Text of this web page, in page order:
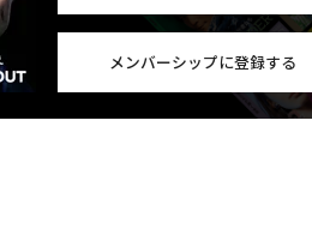
メンバーシップに登録する